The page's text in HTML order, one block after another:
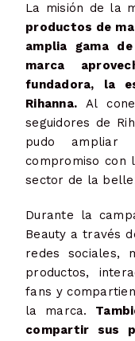
La misión de la
productos de
amplia gama
marca
fundadora, la
Rihanna. Al
seguidores de
pudo
compromiso con
sector de la
Durante la
Beauty a través
redes sociales,
productos,
fans y
la marca.
compartir sus